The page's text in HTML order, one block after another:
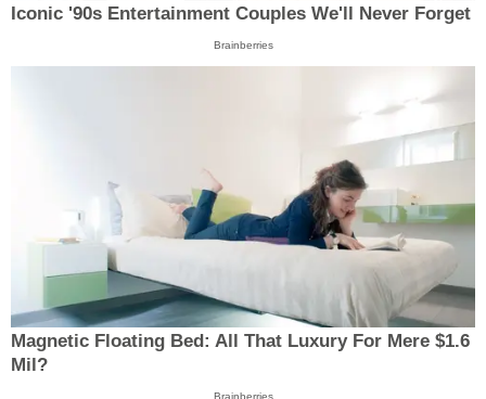
Iconic '90s Entertainment Couples We'll Never Forget
Brainberries
Magnetic Floating Bed: All That Luxury For Mere $1.6
Mil?